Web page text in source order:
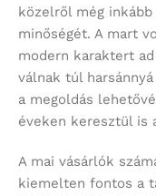
közelről még
minőségét. A mart
modern karaktert
válnak túl
a megoldás
éveken keresztül is
A mai vásárlók
kiemelten fontos a